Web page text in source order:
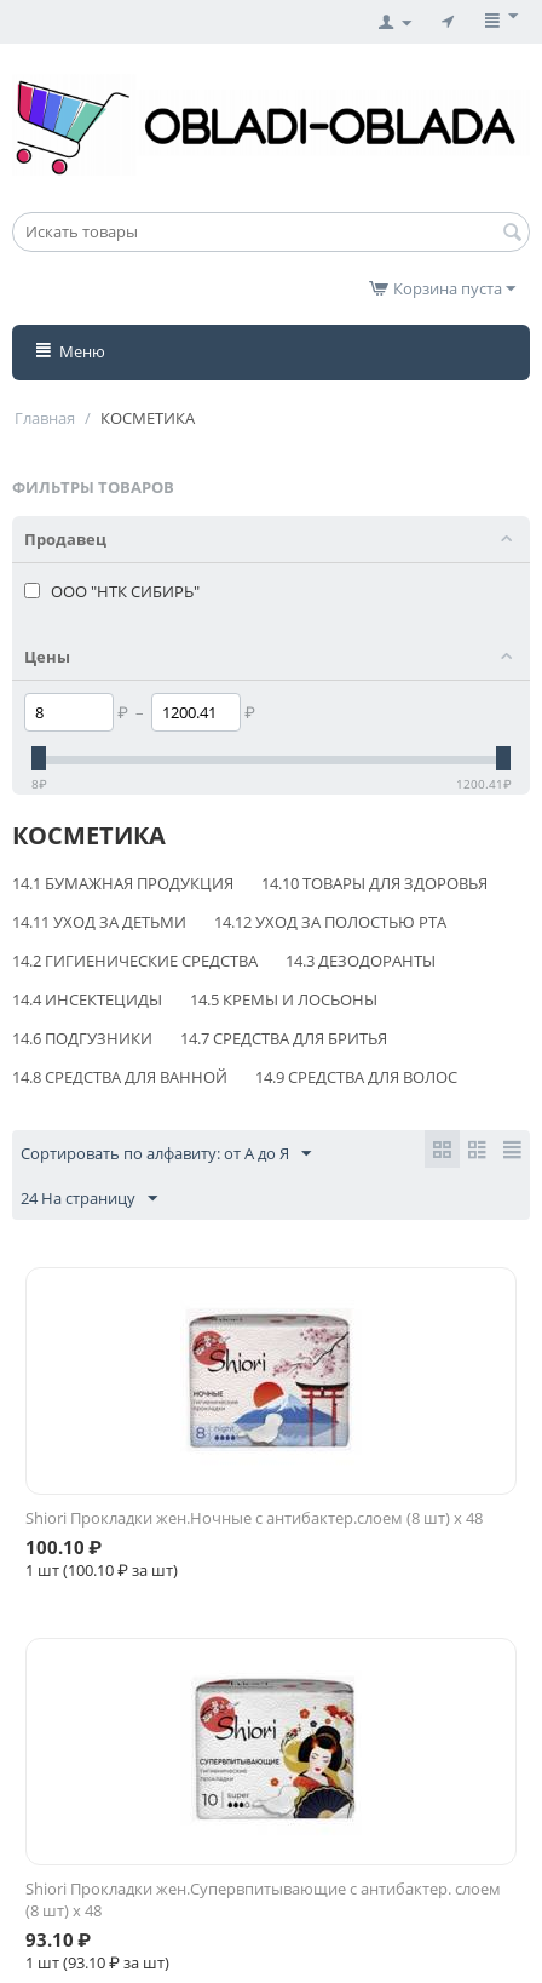
Корзина пуста
Меню
Главная / КОСМЕТИКА
ФИЛЬТРЫ ТОВАРОВ
Продавец
ООО "НТК СИБИРЬ"
Цены
₽ – ₽
8₽ 1200.41₽
КОСМЕТИКА
14.1 БУМАЖНАЯ ПРОДУКЦИЯ
14.10 ТОВАРЫ ДЛЯ ЗДОРОВЬЯ
14.11 УХОД ЗА ДЕТЬМИ
14.12 УХОД ЗА ПОЛОСТЬЮ РТА
14.2 ГИГИЕНИЧЕСКИЕ СРЕДСТВА
14.3 ДЕЗОДОРАНТЫ
14.4 ИНСЕКТЕЦИДЫ
14.5 КРЕМЫ И ЛОСЬОНЫ
14.6 ПОДГУЗНИКИ
14.7 CРЕДСТВА ДЛЯ БРИТЬЯ
14.8 СРЕДСТВА ДЛЯ ВАННОЙ
14.9 СРЕДСТВА ДЛЯ ВОЛОС
Сортировать по алфавиту: от А до Я
24 На страницу
Shiori Прокладки жен.Ночные с антибактер.слоем (8 шт) x 48
100.10 ₽
1 шт (100.10₽ за шт)
Shiori Прокладки жен.Супервпитывающие с антибактер. слоем
(8 шт) x 48
93.10 ₽
1 шт (93.10₽ за шт)